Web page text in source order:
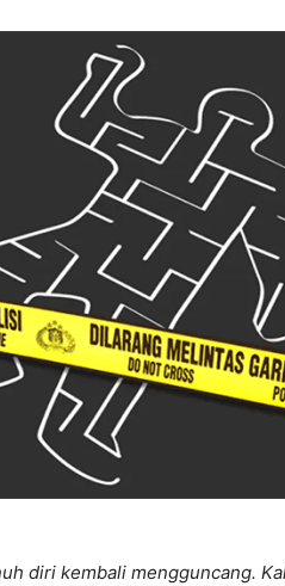
diri kembali mengguncang.